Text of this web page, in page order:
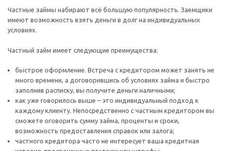
Частные займы набирают всё большую популярность. Заемщики
имеют возможность взять деньги в долг на индивидуальных
условиях.
Частный займ имеет следующие преимущества:
быстрое оформление. Встреча с кредитором может занять не
много времени, а договорившись об условиях займа и быстро
заполнив расписку, вы получите деньги наличными;
как уже говорилось выше – это индивидуальный подход к
каждому клиенту. Непосредственно с частным кредитором вы
сможете оговорить сумму займа, проценты и сроки,
возможность предоставления справок или залога;
частного кредитора часто не интересует ваша кредитная